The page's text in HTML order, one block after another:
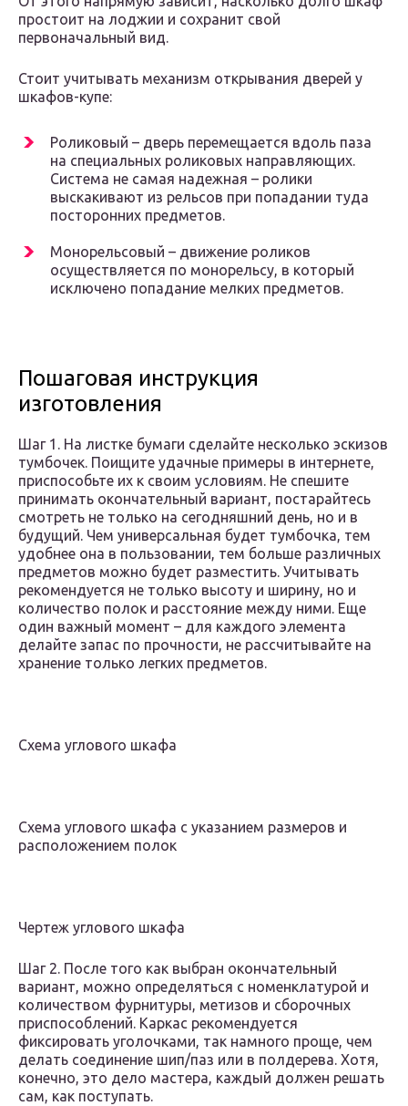
простоит на лоджии и сохранит свой
первоначальный вид.
Стоит учитывать механизм открывания дверей у
шкафов-купе:
Роликовый – дверь перемещается вдоль паза
на специальных роликовых направляющих.
Система не самая надежная – ролики
выскакивают из рельсов при попадании туда
посторонних предметов.
Монорельсовый – движение роликов
осуществляется по монорельсу, в который
исключено попадание мелких предметов.
Пошаговая инструкция
изготовления
Шаг 1. На листке бумаги сделайте несколько эскизов
тумбочек. Поищите удачные примеры в интернете,
приспособьте их к своим условиям. Не спешите
принимать окончательный вариант, постарайтесь
смотреть не только на сегодняшний день, но и в
будущий. Чем универсальная будет тумбочка, тем
удобнее она в пользовании, тем больше различных
предметов можно будет разместить. Учитывать
рекомендуется не только высоту и ширину, но и
количество полок и расстояние между ними. Еще
один важный момент – для каждого элемента
делайте запас по прочности, не рассчитывайте на
хранение только легких предметов.
Схема углового шкафа
Схема углового шкафа с указанием размеров и
расположением полок
Чертеж углового шкафа
Шаг 2. После того как выбран окончательный
вариант, можно определяться с номенклатурой и
количеством фурнитуры, метизов и сборочных
приспособлений. Каркас рекомендуется
фиксировать уголочками, так намного проще, чем
делать соединение шип/паз или в полдерева. Хотя,
конечно, это дело мастера, каждый должен решать
сам, как поступать.